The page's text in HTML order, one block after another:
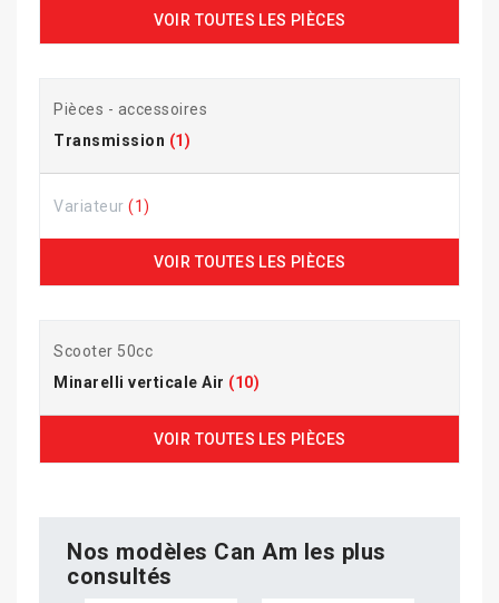
VOIR TOUTES LES PIÈCES
Pièces - accessoires
Transmission (1)
Variateur (1)
VOIR TOUTES LES PIÈCES
Scooter 50cc
Minarelli verticale Air (10)
VOIR TOUTES LES PIÈCES
Nos modèles Can Am les plus
consultés